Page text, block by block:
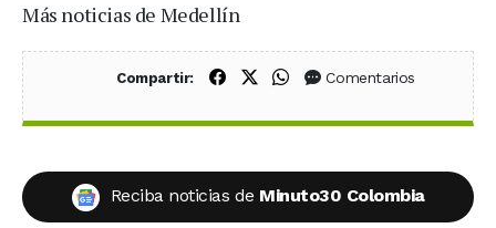
Más noticias de Medellín
Compartir: Compartir en Facebook
Compartir en X (Twitter)
Compartir en WhatsApp
Comentarios
Reciba noticias de Minuto30 Colombia